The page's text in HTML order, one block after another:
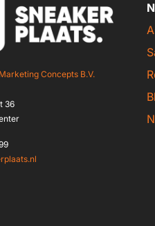
Marketing Concepts B.V.
36